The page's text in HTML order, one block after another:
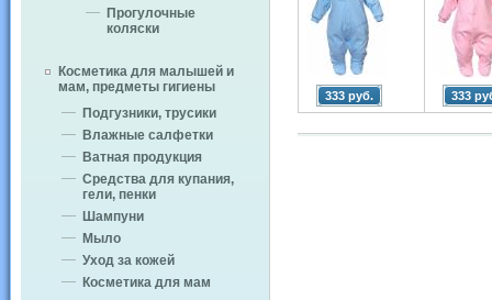
Прогулочные
коляски
Косметика для малышей и
мам, предметы гигиены
Подгузники, трусики
Влажные салфетки
Ватная продукция
Средства для купания,
гели, пенки
Шампуни
Мыло
Уход за кожей
Косметика для мам
333 руб. 333